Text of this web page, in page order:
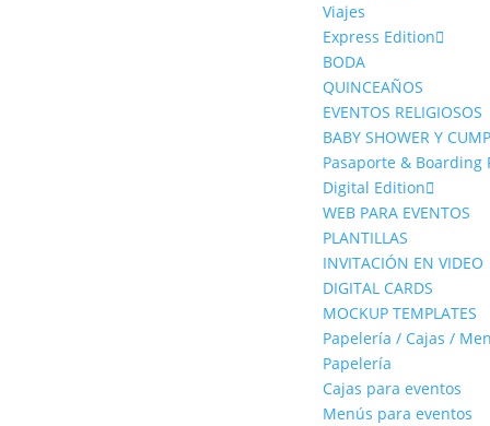
Viajes
Express Edition
BODA
QUINCEAÑOS
EVENTOS RELIGIOSOS
BABY SHOWER Y
Pasaporte & Boarding
Digital Edition
WEB PARA EVENTOS
PLANTILLAS
INVITACIÓN EN VIDEO
DIGITAL CARDS
MOCKUP TEMPLATES
Papelería / Cajas /
Papelería
Cajas para eventos
Menús para eventos